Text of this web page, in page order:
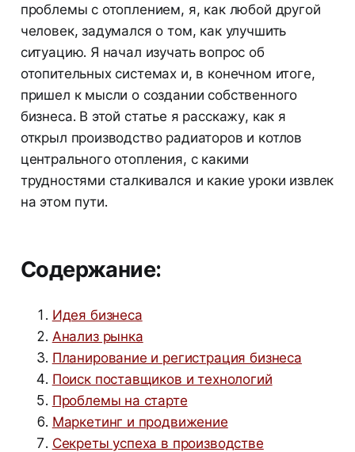
проблемы с отоплением, я, как любой другой
человек, задумался о том, как улучшить
ситуацию. Я начал изучать вопрос об
отопительных системах и, в конечном итоге,
пришел к мысли о создании собственного
бизнеса. В этой статье я расскажу, как я
открыл производство радиаторов и котлов
центрального отопления, с какими
трудностями сталкивался и какие уроки извлек
на этом пути.
Содержание:
Идея бизнеса
Анализ рынка
Планирование и регистрация бизнеса
Поиск поставщиков и технологий
Проблемы на старте
Маркетинг и продвижение
Секреты успеха в производстве